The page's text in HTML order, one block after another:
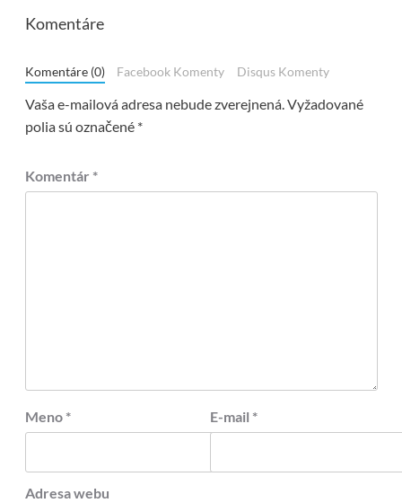
Komentáre
Komentáre (0) Facebook Komenty Disqus Komenty
Vaša e-mailová adresa nebude zverejnená.Vyžadované
polia sú označené *
Komentár *
Meno * E-mail *
Adresa webu